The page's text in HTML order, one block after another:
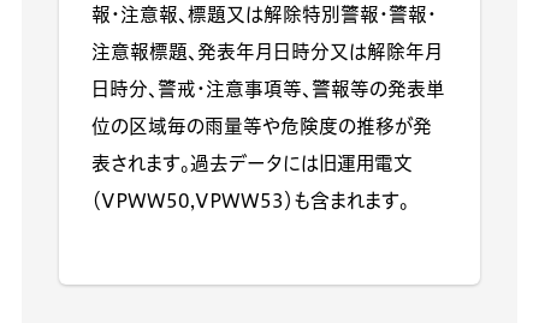
報・注意報、標題又は解除特別警報・警報・
注意報標題、発表年月日時分又は解除年月
日時分、警戒・注意事項等、警報等の発表単
位の区域毎の雨量等や危険度の推移が発
表されます。過去データには旧運用電文
（VPWW50,VPWW53）も含まれます。